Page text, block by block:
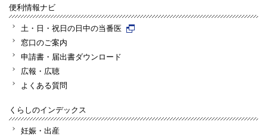
便利情報ナビ
土・日・祝日の日中の当番医
窓口のご案内
申請書・届出書ダウンロード
広報・広聴
よくある質問
くらしのインデックス
妊娠・出産